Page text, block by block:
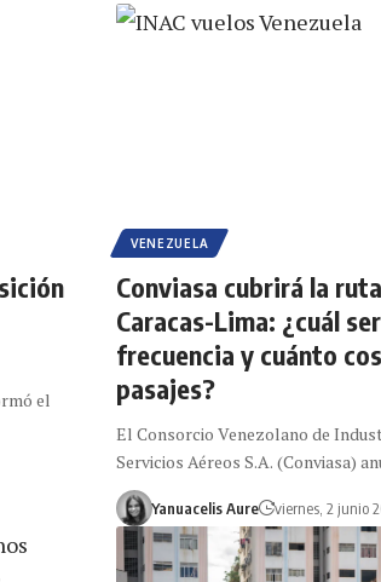
el
VENEZUELA
Conviasa cubrirá la
Caracas-Lima: ¿cuál
frecuencia y cuánto
pasajes?
El Consorcio Venezolano de
Servicios Aéreos S.A. (Conviasa)
Yanuacelis Aure viernes, 2 junio